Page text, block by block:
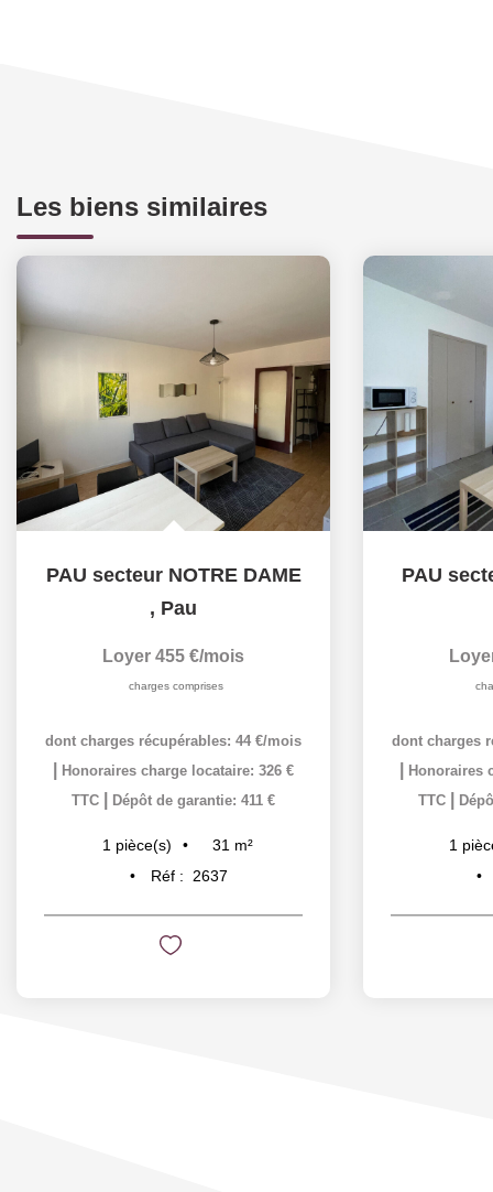
Les biens similaires
PAU secteur NOTRE DAME
, Pau
Loyer 455 €/mois
charges comprises
dont charges récupérables: 44 €/mois
Honoraires charge locataire: 326 €
TTC
Dépôt de garantie: 411 €
1 pièce(s) 31 m²
Réf :
2637
PAU
dont charges
Honoraires
TTC
1